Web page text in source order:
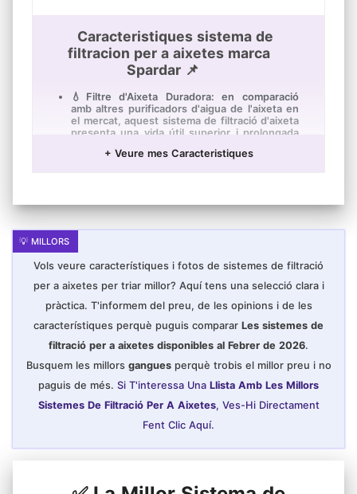
Caracteristiques sistema de
filtracion per a aixetes marca
Spardar 📌
💧Filtre d'Aixeta Duradora: en comparació
amb altres purificadors d'aigua de l'aixeta en
el mercat, aquest sistema de filtració d'aixeta
presenta una vida útil superior i prolongada
netejant amb el nostre paper d'escata, la
es torna a contaminar.
reemplaçament d'aigua d'aixeta saludable pot
inhibir eficaçment el creixement bacterià i
reduir el clor i altres contaminants per a
millorar la qualitat de l'aigua.
💧Taxa de Flux Ràpida i Estable: el nostre
excel·lent disseny de flux alt de 0.53 GPM
que permet l'accés instantani a una gran
quantitat d'aigua filtrada Es poden omplir 4
ampolles d'aigua (16 oz) en un minut.
💧Disseny Pràctic: la palanca d'interruptor
simple permet un canvi ràpid d'aigua neta de
qualitat a aigua corrent de l'aixeta. L'aixeta
espai. Pot equipar el netejador d'aigua de
+ Veure mes Caracteristiques
Vols veure característiques i fotos de sistemes de filtració
per a aixetes per triar millor? Aquí tens una selecció clara i
pràctica. T'informem del preu, de les opinions i de les
característiques perquè puguis comparar Les sistemes de
filtració per a aixetes disponibles al Febrer de 2026.
Busquem les millors ganguesperquè trobis el millor preu i no
paguis de més. Si T'interessa Una Llista Amb Les Millors
Sistemes De Filtració Per A Aixetes, Ves-Hi Directament
Fent Clic Aquí.